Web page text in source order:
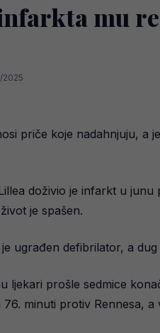
mu
2025
priče koje nadahnjuju, a
doživio je infarkt u
je spašen.
ugrađen defibrilator, a
ljekari prošle sedmice
minuti protiv Rennesa,